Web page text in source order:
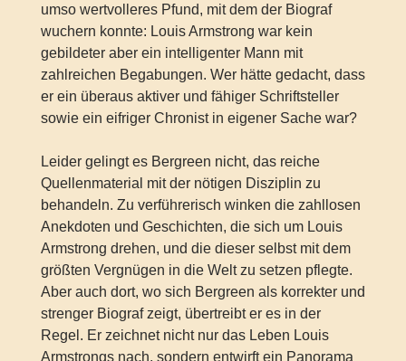
umso wertvolleres Pfund, mit dem der Biograf
wuchern konnte: Louis Armstrong war kein
gebildeter aber ein intelligenter Mann mit
zahlreichen Begabungen. Wer hätte gedacht, dass
er ein überaus aktiver und fähiger Schriftsteller
sowie ein eifriger Chronist in eigener Sache war?
Leider gelingt es Bergreen nicht, das reiche
Quellenmaterial mit der nötigen Disziplin zu
behandeln. Zu verführerisch winken die zahllosen
Anekdoten und Geschichten, die sich um Louis
Armstrong drehen, und die dieser selbst mit dem
größten Vergnügen in die Welt zu setzen pflegte.
Aber auch dort, wo sich Bergreen als korrekter und
strenger Biograf zeigt, übertreibt er es in der
Regel. Er zeichnet nicht nur das Leben Louis
Armstrongs nach, sondern entwirft ein Panorama